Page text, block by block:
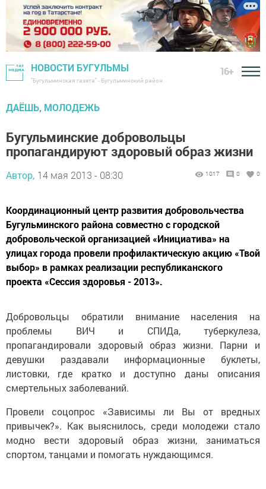
НОВОСТИ БУГУЛЬМЫ
"Бугульминская газета" - Бугульминский район
16+
ДАЁШЬ, МОЛОДЕЖЬ
Бугульминские добровольцы
пропагандируют здоровый образ жизни
Автор, 14 мая 2013 - 08:30 1017 0 0
Координационный центр развития добровольчества
Бугульминского района совместно с городской
добровольческой организацией «Инициатива» на
улицах города провели профилактическую акцию «Твой
выбор» в рамках реализации республиканского
проекта «Сессия здоровья - 2013».
Добровольцы обратили внимание населения на
проблемы ВИЧ и СПИДа, туберкулеза,
пропагандировали здоровый образ жизни. Парни и
девушки раздавали информационные буклеты,
листовки, где кратко и доступно даны описания
смертельных заболеваний.
Провели соцопрос «Зависимы ли Вы от вредных
привычек?». Как выяснилось, среди молодежи стало
модно вести здоровый образ жизни, заниматься
спортом, танцами и помогать нуждающимся.